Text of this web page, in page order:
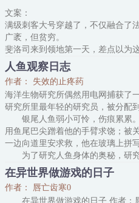
姿，更是一千多年里唯一出现的黄
文案：
满级刺客大号穿越了，不仅融合了
广袤，但贫穷。
斐洛司来到领地第一天，差点以为
骨。
领民：领主……饿饿……饭饭……
斐洛司：……行吧。
……
土地贫瘠？化肥水车来一套。
精灵：没有生命泉水为什么能亩产
一年两次魔兽潮？红烧爆炒油炸来
龙：我不是我没有！龙肉一点也不
人烟稀少？
户籍登记处值班人员：领主什么时
抽签都
人鱼观察日志
作者： 失效的止疼药
海洋生物研究所偶然用电网捕获了
研究所里最年轻的研究员，被分配
银尾人鱼弱小可怜，伤痕累累。
用鱼尾巴尖蹭着他的手臂求饶；被
一边向道里安求救，他在玻璃上拼写
为了研究人鱼身体的奥秘，研究
切片，甚至进行了毫无人道的病毒
苦不堪，接连死去……
虽然道里安的心和他的手术刀一
在异世界做游戏的日子
作者： 唇亡齿寒0
在异世界做游戏的日子 作者：